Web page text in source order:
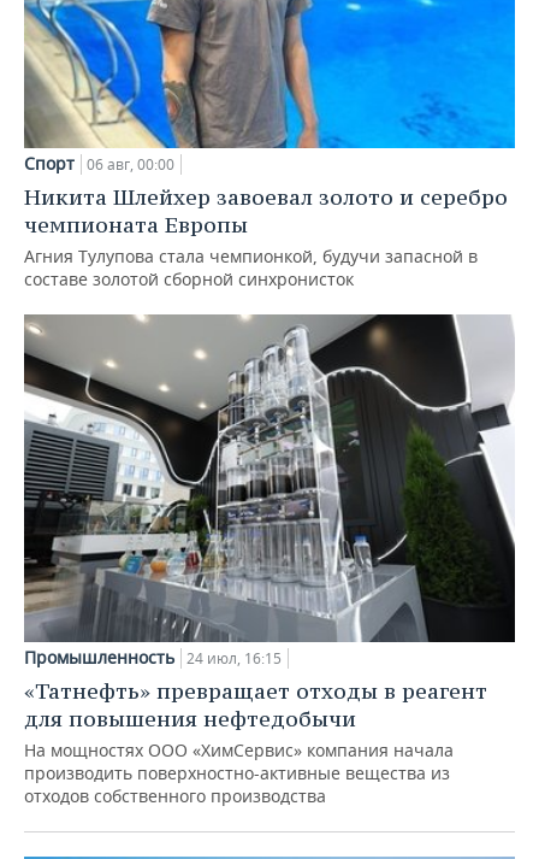
Спорт 06 авг, 00:00
Никита Шлейхер завоевал золото и серебро
чемпионата Европы
Агния Тулупова стала чемпионкой, будучи запасной в
составе золотой сборной синхронисток
Промышленность 24 июл, 16:15
«Татнефть» превращает отходы в реагент
для повышения нефтедобычи
На мощностях ООО «ХимСервис» компания начала
производить поверхностно-активные вещества из
отходов собственного производства